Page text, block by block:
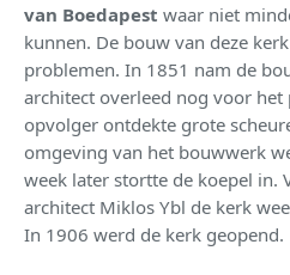
van Boedapest waar niet
kunnen. De bouw van deze
problemen. In 1851 nam de
architect overleed nog voor
opvolger ontdekte grote
omgeving van het bouwwerk
week later stortte de koepel in.
architect Miklos Ybl de kerk
In 1906 werd de kerk geopend.